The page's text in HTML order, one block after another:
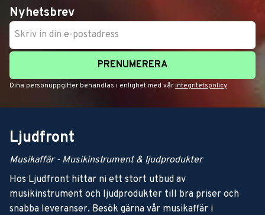
Nyhetsbrev
PRENUMERERA
Dina personuppgifter behandlas i enlighet med vår integritetspolicy.
Ljudfront
Musikaffär - Musikinstrument & ljudprodukter
Hos Ljudfront hittar ni ett stort utbud av
musikinstrument och ljudprodukter till bra priser och
snabba leveranser. Besök gärna vår musikaffär i